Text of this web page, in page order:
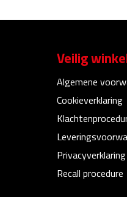
Veilig
Algemene
Cookieverklaring
Privacyverklaring
Recall procedure